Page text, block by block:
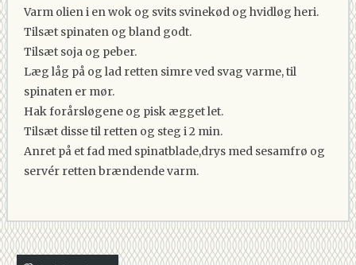
Varm olien i en wok og svits svinekød og hvidløg heri.
Tilsæt spinaten og bland godt.
Tilsæt soja og peber.
Læg låg på og lad retten simre ved svag varme, til
spinaten er mør.
Hak forårsløgene og pisk ægget let.
Tilsæt disse til retten og steg i 2 min.
Anret på et fad med spinatblade,drys med sesamfrø og
servér retten brændende varm.